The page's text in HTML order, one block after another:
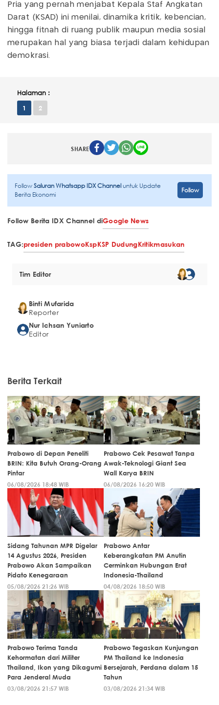
Pria yang pernah menjabat Kepala Staf Angkatan
Darat (KSAD) ini menilai, dinamika kritik, kebencian,
hingga fitnah di ruang publik maupun media sosial
merupakan hal yang biasa terjadi dalam kehidupan
demokrasi.
Halaman :
1 2
SHARE
FollowSaluran Whatsapp IDX Channeluntuk Update
Berita Ekonomi
Follow
Follow Berita IDX Channel diGoogle News
TAG:presiden prabowoKspKSP DudungKritikmasukan
Tim Editor
Binti Mufarida
Reporter
Nur Ichsan Yuniarto
Editor
Berita Terkait
Prabowo di Depan Peneliti
BRIN: Kita Butuh Orang-Orang
Pintar
06/08/2026 18:48 WIB
Prabowo Cek Pesawat Tanpa
Awak-Teknologi Giant Sea
Wall Karya BRIN
06/08/2026 16:20 WIB
Sidang Tahunan MPR Digelar
14 Agustus 2026, Presiden
Prabowo Akan Sampaikan
Pidato Kenegaraan
05/08/2026 21:26 WIB
Prabowo Antar
Keberangkatan PM Anutin
Cerminkan Hubungan Erat
Indonesia-Thailand
04/08/2026 18:50 WIB
Prabowo Terima Tanda
Kehormatan dari Militer
Thailand, Ikon yang Dikagumi
Para Jenderal Muda
03/08/2026 21:57 WIB
Prabowo Tegaskan Kunjungan
PM Thailand ke Indonesia
Bersejarah, Perdana dalam 15
Tahun
03/08/2026 21:34 WIB